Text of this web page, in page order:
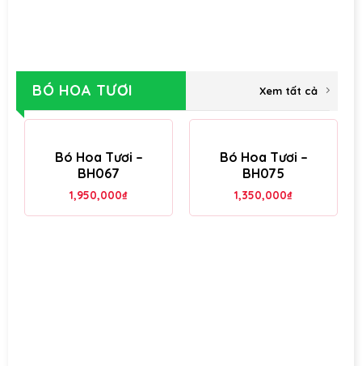
BÓ HOA TƯƠI Xem tất cả
Bó Hoa Tươi –
BH067
1,950,000₫
Bó Hoa Tươi –
BH075
1,350,000₫